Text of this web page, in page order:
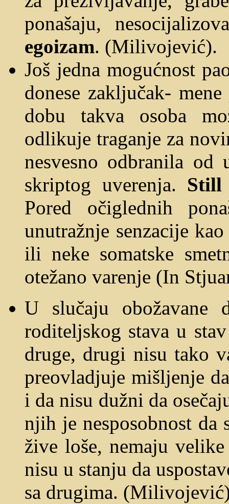
ponašaju,
egoizam. (Milivojević).
Još jedna mogućnost
donese zaključak-
dobu takva osoba
odlikuje traganje za
nesvesno odbranila od
skriptog uverenja. Still
Pored očiglednih
unutražnje senzacije
ili neke somatske
otežano varenje (In
U slučaju obožavane
roditeljskog stava u
druge, drugi nisu tako
preovladjuje mišljenje
i da nisu dužni da
njih je nesposobnost
žive loše, nemaju
nisu u stanju da
sa drugima.